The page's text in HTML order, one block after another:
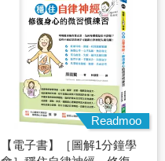
Readmoo
【電子書】［圖解1分鐘學